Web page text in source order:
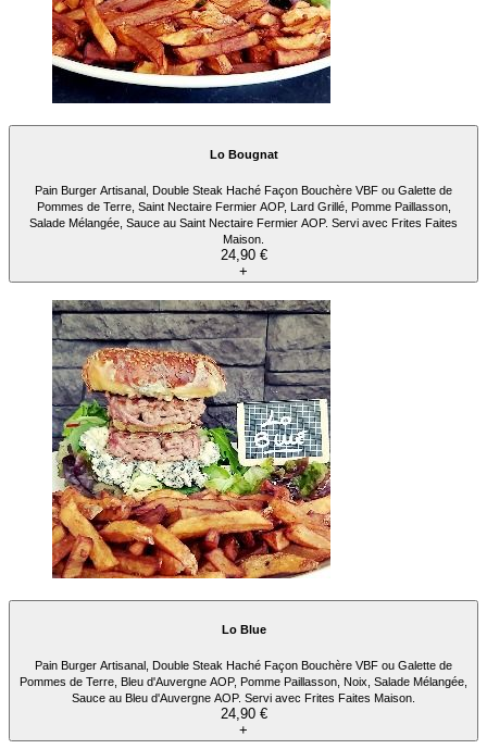
Lo Bougnat
Pain Burger Artisanal, Double Steak Haché Façon Bouchère VBF ou Galette de
Pommes de Terre, Saint Nectaire Fermier AOP, Lard Grillé, Pomme Paillasson,
Salade Mélangée, Sauce au Saint Nectaire Fermier AOP. Servi avec Frites Faites
Maison.
24,90 €
+
Lo Blue
Pain Burger Artisanal, Double Steak Haché Façon Bouchère VBF ou Galette de
Pommes de Terre, Bleu d'Auvergne AOP, Pomme Paillasson, Noix, Salade Mélangée,
Sauce au Bleu d'Auvergne AOP. Servi avec Frites Faites Maison.
24,90 €
+